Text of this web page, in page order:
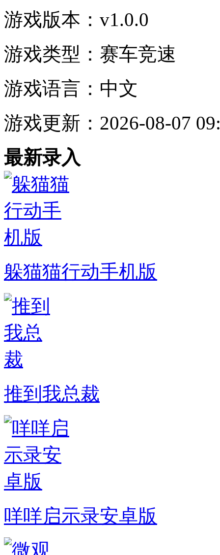
游戏版本： v1.0.0
游戏类型： 赛车竞速
游戏语言： 中文
游戏更新： 2026-08-07
最新录入
躲猫猫行动手机版
推到我总裁
咩咩启示录安卓版